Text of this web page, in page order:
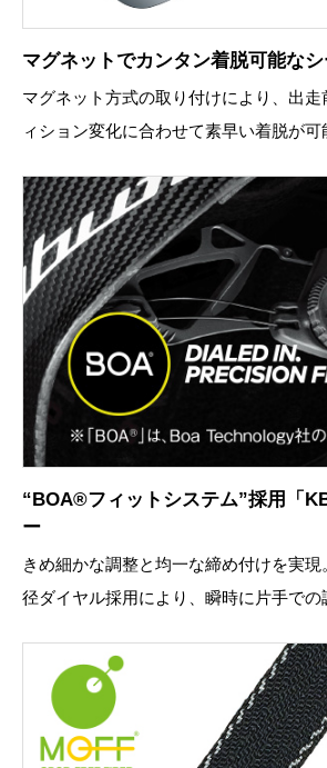
マグネットでカンタン着脱可能な
マグネット方式の取り付けにより、出
ィション変化に合わせて素早い着脱が可
“BOA®フィットシステム”採用「
ー
きめ細かな調整と均一な締め付けを実
径ダイヤル採用により、瞬時に片手での